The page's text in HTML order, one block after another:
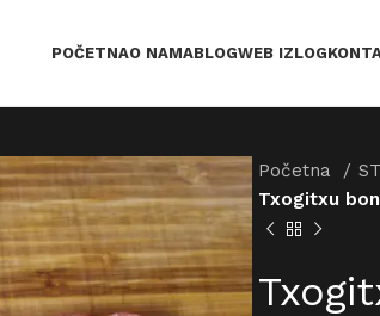
POČETNAO NAMABLOGWEB IZLOG
Početna
Txogitxu